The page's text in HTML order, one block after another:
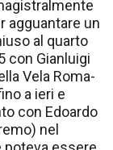
agguantare un
al quarto
con Gianluigi
Vela Roma-
a ieri e
con Edoardo
nel